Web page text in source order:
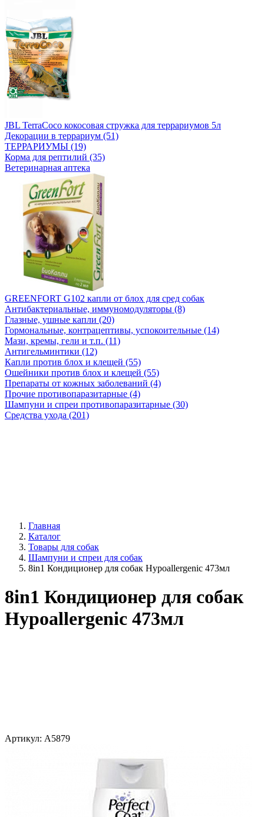
JBL TerraCoco кокосовая стружка для террариумов 5л
Декорации в террариум (51)
ТЕРРАРИУМЫ (19)
Корма для рептилий (35)
Ветеринарная аптека
GREENFORT G102 капли от блох для сред собак
Антибактериальные, иммуномодуляторы (8)
Глазные, ушные капли (20)
Гормональные, контрацептивы, успокоительные (14)
Мази, кремы, гели и т.п. (11)
Антигельминтики (12)
Капли против блох и клещей (55)
Ошейники против блох и клещей (55)
Препараты от кожных заболеваний (4)
Прочие противопаразитарные (4)
Шампуни и спреи противопаразитарные (30)
Средства ухода (201)
Главная
Каталог
Товары для собак
Шампуни и спреи для собак
8in1 Кондиционер для собак Hypoallergenic 473мл
8in1 Кондиционер для собак
Hypoallergenic 473мл
Артикул: A5879